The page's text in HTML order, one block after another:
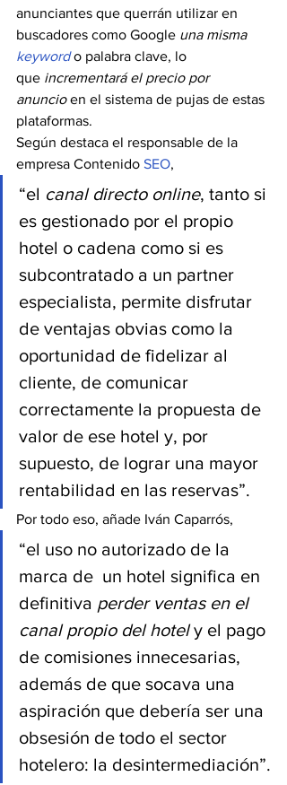
anunciantes que querrán utilizar en
buscadores como Google una misma
keyword o palabra clave, lo
que incrementará el precio por
anuncio en el sistema de pujas de estas
plataformas.
Según destaca el responsable de la
empresa Contenido SEO,
“el canal directo online, tanto si
es gestionado por el propio
hotel o cadena como si es
subcontratado a un partner
especialista, permite disfrutar
de ventajas obvias como la
oportunidad de fidelizar al
cliente, de comunicar
correctamente la propuesta de
valor de ese hotel y, por
supuesto, de lograr una mayor
rentabilidad en las reservas”.
Por todo eso, añade Iván Caparrós,
“el uso no autorizado de la
marca de  un hotel significa en
definitiva perder ventas en el
canal propio del hotel y el pago
de comisiones innecesarias,
además de que socava una
aspiración que debería ser una
obsesión de todo el sector
hotelero: la desintermediación”.